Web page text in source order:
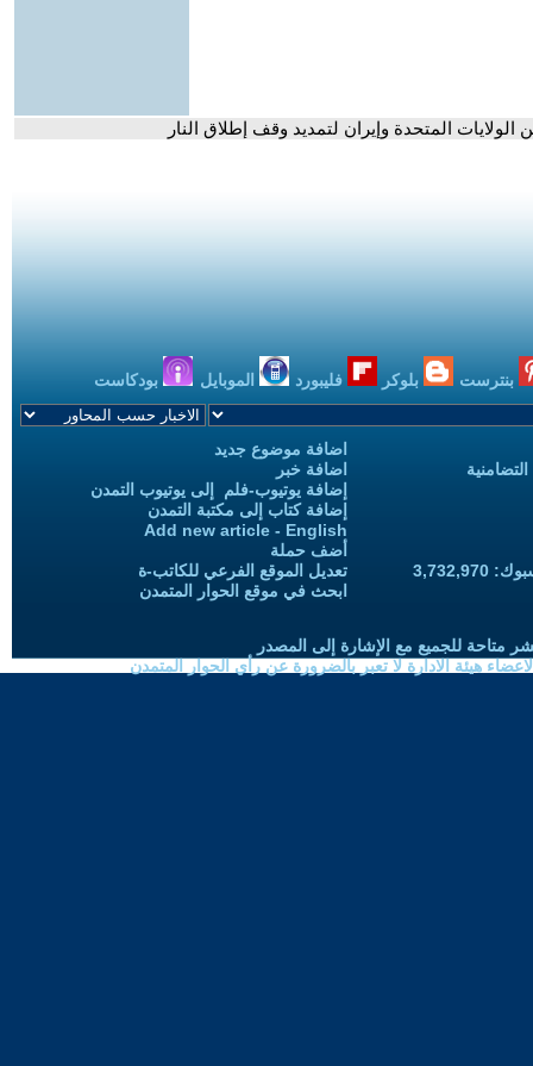
المتحدة وإيران لتمديد وقف إطلاق النار
بنترست بلوكر فليبورد الموبايل بودكاست
اضافة موضوع جديد
اضافة خبر
إضافة يوتيوب-فلم إلى يوتيوب التمدن
إضافة كتاب إلى مكتبة التمدن
Add new article - English
أضف حملة
تعديل الموقع الفرعي للكاتب-ة
ابحث في موقع الحوار المتمدن
متاحة للجميع مع الإشارة إلى المصدر
هيئة الادارة لا تعبر بالضرورة عن رأي الحوار المتمدن